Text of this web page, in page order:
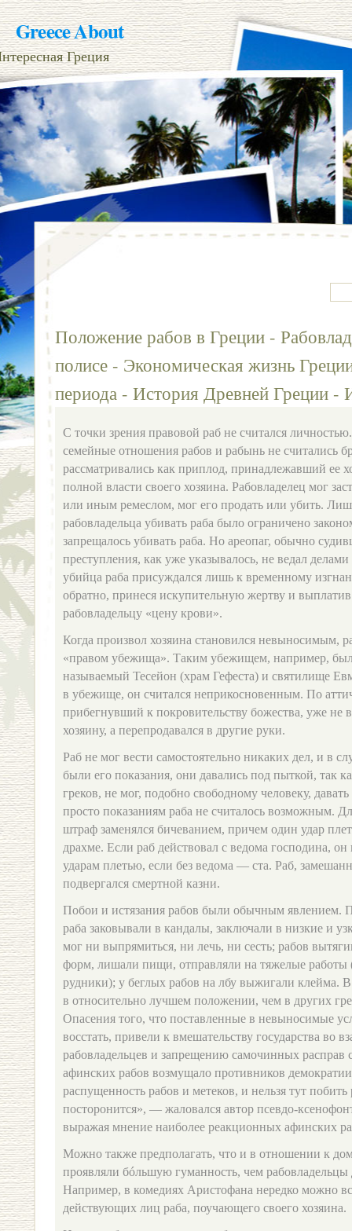
Greece About
Греция
Положение рабов в Греции -
полисе - Экономическая жизнь
периода - История Древней Греции -
С точки зрения правовой раб не считался
семейные отношения рабов и рабынь не считались
рассматривались как приплод, принадлежавший ее
полной власти своего хозяина. Рабовладелец мог
или иным ремеслом, мог его продать или убить.
рабовладельца убивать раба было ограничено
запрещалось убивать раба. Но ареопаг, обычно
преступления, как уже указывалось, не ведал
убийца раба присуждался лишь к временному
обратно, принеся искупительную жертву и
рабовладельцу «цену крови».
Когда произвол хозяина становился невыносимым,
«правом убежища». Таким убежищем, например,
называемый Тесейон (храм Гефеста) и святилище
в убежище, он считался неприкосновенным. По
прибегнувший к покровительству божества, уже не
хозяину, а перепродавался в другие руки.
Раб не мог вести самостоятельно никаких дел, и в
были его показания, они давались под пыткой, так
греков, не мог, подобно свободному человеку,
просто показаниям раба не считалось возможным.
штраф заменялся бичеванием, причем один удар
драхме. Если раб действовал с ведома господина, он
ударам плетью, если без ведома — ста. Раб,
подвергался смертной казни.
Побои и истязания рабов были обычным явлением.
раба заковывали в кандалы, заключали в низкие и
мог ни выпрямиться, ни лечь, ни сесть; рабов
форм, лишали пищи, отправляли на тяжелые работы
рудники); у беглых рабов на лбу выжигали клейма.
в относительно лучшем положении, чем в других
Опасения того, что поставленные в невыносимые
восстать, привели к вмешательству государства во
рабовладельцев и запрещению самочинных расправ
афинских рабов возмущало противников
распущенность рабов и метеков, и нельзя тут
посторонится», — жаловался автор псевдо-
выражая мнение наиболее реакционных афинских
Можно также предполагать, что и в отношении к
проявляли бóльшую гуманность, чем рабовладельцы
Например, в комедиях Аристофана нередко можно
действующих лиц раба, поучающего своего хозяина.